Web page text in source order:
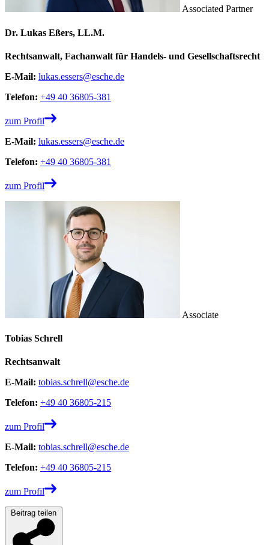
Associated Partner
Dr. Lukas Eßers, LL.M.
Rechtsanwalt, Fachanwalt für Handels- und Gesellschaftsrecht
E-Mail: lukas.essers@esche.de
Telefon: +49 40 36805-381
zum Profil
E-Mail: lukas.essers@esche.de
Telefon: +49 40 36805-381
zum Profil
Associate
Tobias Schrell
Rechtsanwalt
E-Mail: tobias.schrell@esche.de
Telefon: +49 40 36805-215
zum Profil
E-Mail: tobias.schrell@esche.de
Telefon: +49 40 36805-215
zum Profil
Beitrag teilen